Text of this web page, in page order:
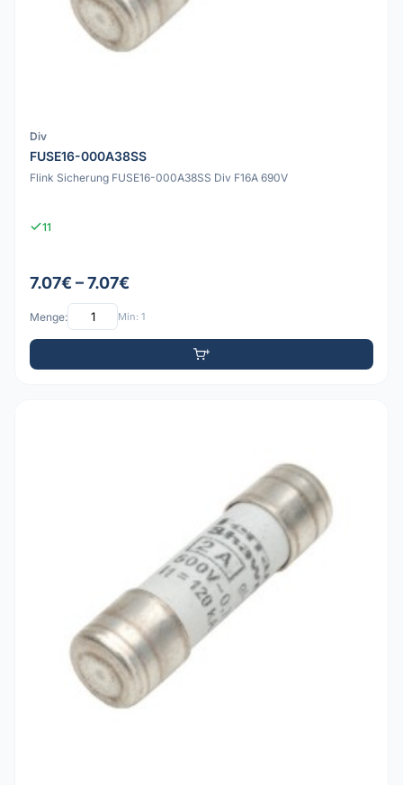
Div
FUSE16-000A38SS
Flink Sicherung FUSE16-000A38SS Div F16A 690V
11
7.07€ – 7.07€
Menge: Min: 1